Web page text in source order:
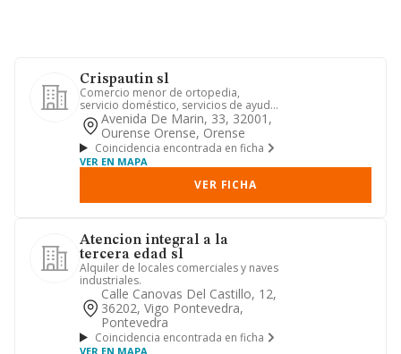
Crispautin sl
Comercio menor de ortopedia,
servicio doméstico, servicios de ayuda
a domicilio
Avenida De Marin, 33, 32001,
Ourense Orense, Orense
Coincidencia encontrada en ficha
VER EN MAPA
VER FICHA
Atencion integral a la
tercera edad sl
Alquiler de locales comerciales y naves
industriales.
Calle Canovas Del Castillo, 12,
36202, Vigo Pontevedra,
Pontevedra
Coincidencia encontrada en ficha
VER EN MAPA